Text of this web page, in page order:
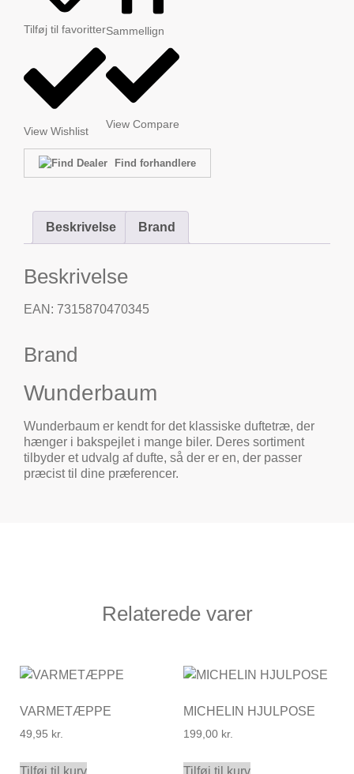
Tilføj til favoritter
View Wishlist
Sammellign
View Compare
Find forhandlere
Beskrivelse Brand
Beskrivelse
EAN: 7315870470345
Brand
Wunderbaum
Wunderbaum er kendt for det klassiske duftetræ, der
hænger i bakspejlet i mange biler. Deres sortiment
tilbyder et udvalg af dufte, så der er en, der passer
præcist til dine præferencer.
Relaterede varer
VARMETÆPPE
49,95 kr.
MICHELIN HJULPOSE
199,00 kr.